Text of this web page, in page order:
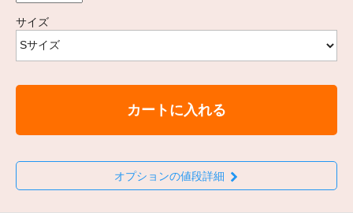
サイズ
カートに入れる
オプションの値段詳細